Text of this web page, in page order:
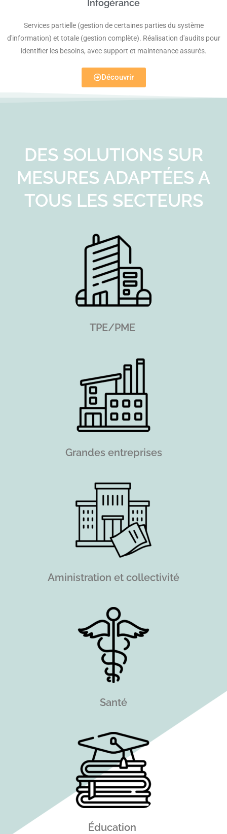
Infogérance
Services partielle (gestion de certaines parties du système
d'information) et totale (gestion complète). Réalisation d'audits pour
identifier les besoins, avec support et maintenance assurés.
Découvrir
DES SOLUTIONS SUR
MESURES ADAPTÉES A
TOUS LES SECTEURS
TPE/PME
Grandes entreprises
Aministration et collectivité
Santé
Éducation